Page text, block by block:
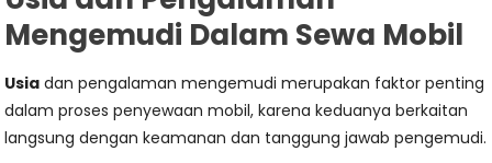
Mengemudi Dalam Sewa Mobil
Usia dan pengalaman mengemudi merupakan faktor penting
dalam proses penyewaan mobil, karena keduanya berkaitan
langsung dengan keamanan dan tanggung jawab pengemudi.